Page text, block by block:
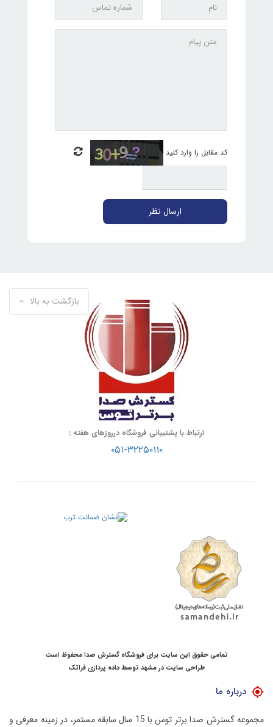
کد مقابل را وارد کنید
ارسال نظر
بازگشت به بالا
ارتباط با پشتیبانی فروشگاه درروزهای هفته :
۰۵۱-۳۲۲۵۰۱۱۰
تمامی حقوق این سایت برای فروشگاه گسترش صدا محفوظ است
طراحی سایت در مشهد توسطداده پردازی فراتک
درباره ما
مجموعه گسترش صدا برتر توس با 15 سال سابقه مستمر، در زمینه معرفی و